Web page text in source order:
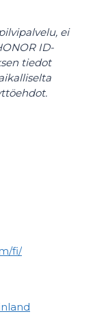
ei
ID-
tiedot
fi/